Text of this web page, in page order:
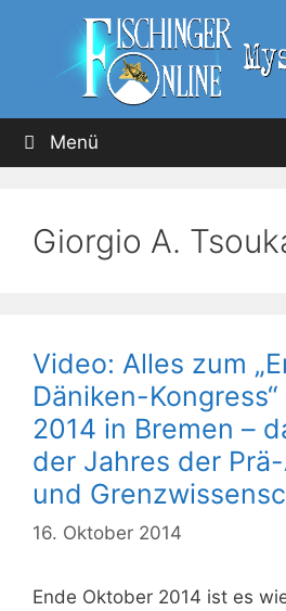
Menü
Giorgio A.
Video: Alles zum
Däniken-
2014 in Bremen –
der Jahres der
und
16. Oktober 2014
Ende Oktober 2014 ist es